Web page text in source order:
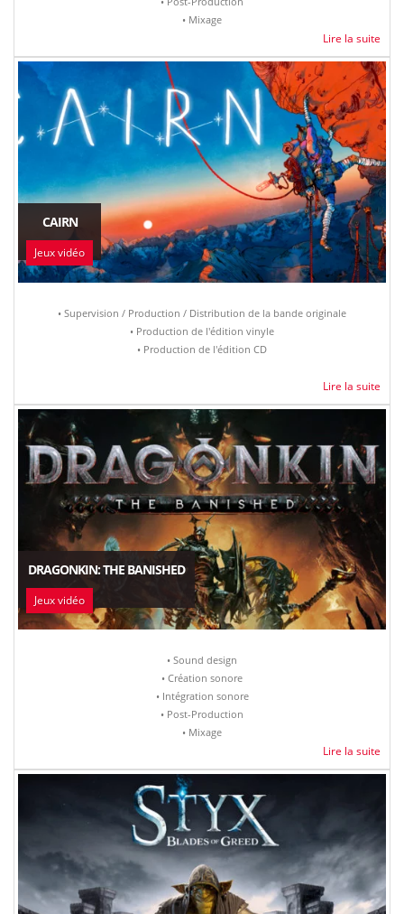
• Mixage
Lire la suite
CAIRN
Jeux vidéo
• Supervision / Production / Distribution de la bande originale
• Production de l'édition vinyle
• Production de l'édition CD
Lire la suite
DRAGONKIN: THE BANISHED
Jeux vidéo
• Sound design
• Création sonore
• Intégration sonore
• Post-Production
• Mixage
Lire la suite